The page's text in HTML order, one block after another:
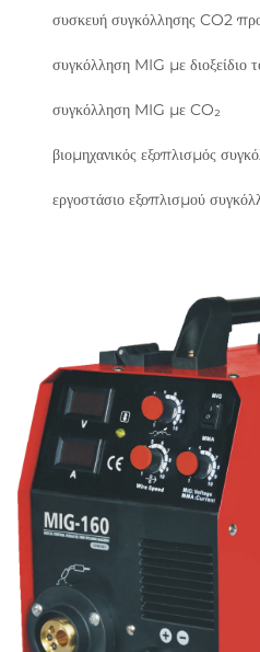
συσκευή συγκόλλησης CO2
συγκόλληση MIG με διοξείδιο
συγκόλληση MIG με CO₂
βιομηχανικός εξοπλισμός
εργοστάσιο εξοπλισμού